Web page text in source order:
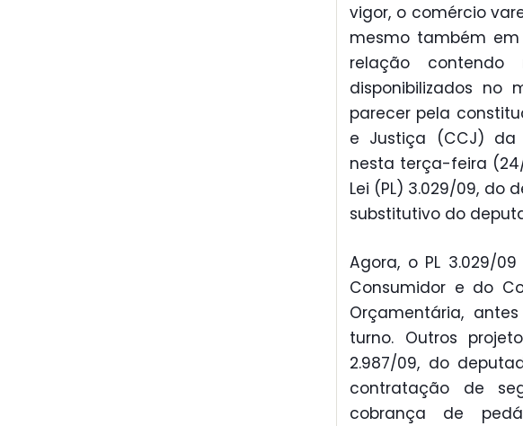
vigor, o comércio
mesmo também
relação
disponibilizados no
parecer pela
e Justiça (CCJ) da
nesta terça-feira
Lei (PL) 3.029/09, do
substitutivo do
Agora, o PL 3.029/
Consumidor e do
Orçamentária,
turno. Outros
2.987/09, do
contratação de
cobrança de